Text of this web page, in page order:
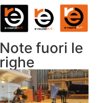
Note fuori le
righe